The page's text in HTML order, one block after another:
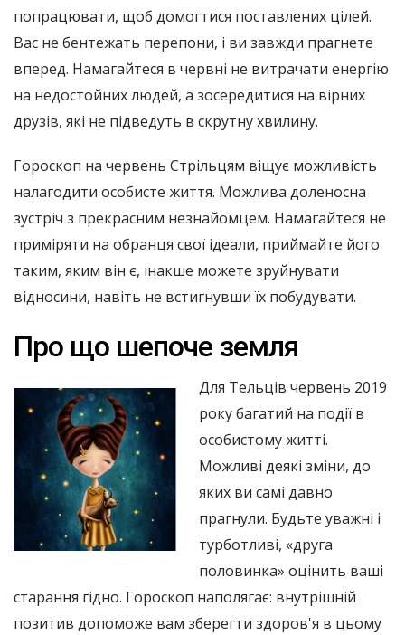
попрацювати, щоб домогтися поставлених цілей.
Вас не бентежать перепони, і ви завжди прагнете
вперед. Намагайтеся в червні не витрачати енергію
на недостойних людей, а зосередитися на вірних
друзів, які не підведуть в скрутну хвилину.
Гороскоп на червень Стрільцям віщує можливість
налагодити особисте життя. Можлива доленосна
зустріч з прекрасним незнайомцем. Намагайтеся не
приміряти на обранця свої ідеали, приймайте його
таким, яким він є, інакше можете зруйнувати
відносини, навіть не встигнувши їх побудувати.
Про що шепоче земля
Для Тельців червень 2019
року багатий на події в
особистому житті.
Можливі деякі зміни, до
яких ви самі давно
прагнули. Будьте уважні і
турботливі, «друга
половинка» оцінить ваші
старання гідно. Гороскоп наполягає: внутрішній
позитив допоможе вам зберегти здоров'я в цьому